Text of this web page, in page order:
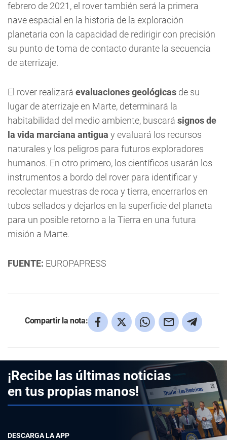
febrero de 2021, el rover también será la primera
nave espacial en la historia de la exploración
planetaria con la capacidad de redirigir con precisión
su punto de toma de contacto durante la secuencia
de aterrizaje.
El rover realizará evaluaciones geológicas de su
lugar de aterrizaje en Marte, determinará la
habitabilidad del medio ambiente, buscará signos de
la vida marciana antigua y evaluará los recursos
naturales y los peligros para futuros exploradores
humanos. En otro primero, los científicos usarán los
instrumentos a bordo del rover para identificar y
recolectar muestras de roca y tierra, encerrarlos en
tubos sellados y dejarlos en la superficie del planeta
para un posible retorno a la Tierra en una futura
misión a Marte.
FUENTE: EUROPAPRESS
Compartir la nota:
¡Recibe las últimas noticias
en tus propias manos!
DESCARGA LA APP